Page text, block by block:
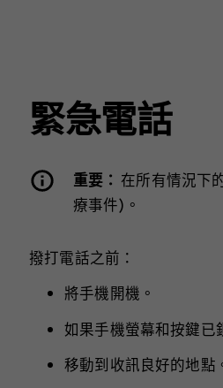
緊急電話
重要： 在所有情況下
療事件)。
撥打電話之前：
將手機開機。
如果手機螢幕和按鍵已
移動到收訊良好的地點